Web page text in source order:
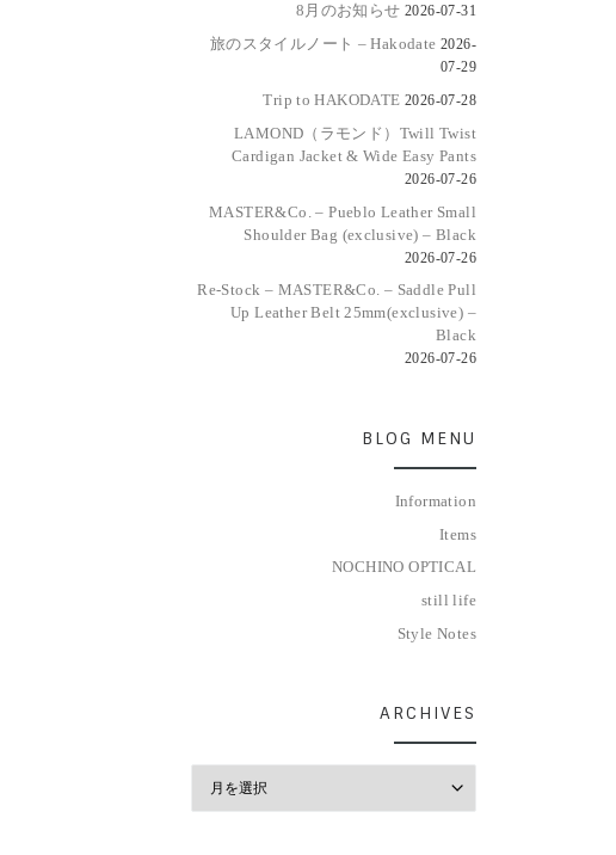
8月のお知らせ 2026-07-31
旅のスタイルノート – Hakodate 2026-
07-29
Trip to HAKODATE 2026-07-28
LAMOND（ラモンド）Twill Twist
Cardigan Jacket & Wide Easy Pants
2026-07-26
MASTER&Co. – Pueblo Leather Small
Shoulder Bag (exclusive) – Black
2026-07-26
Re-Stock – MASTER&Co. – Saddle Pull
Up Leather Belt 25mm(exclusive) –
Black
2026-07-26
BLOG MENU
Information
Items
NOCHINO OPTICAL
still life
Style Notes
ARCHIVES